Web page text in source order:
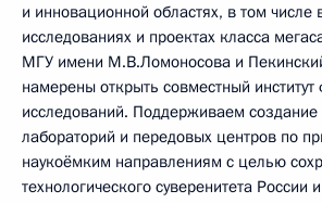
и инновационной областях, в том
исследованиях и проектах класса
МГУ имени М.В.Ломоносова и
намерены открыть совместный
исследований. Поддерживаем
лабораторий и передовых центров по
наукоёмким направлениям с целью
технологического суверенитета России